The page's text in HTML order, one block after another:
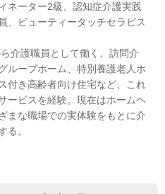
ネーター2級、認知症介護実践
、ビューティータッチセラピス
介護職員として働く。訪問介
ループホーム、特別養護老人ホ
付き高齢者向け住宅など、これ
ービスを経験。現在はホームヘ
まな職場での実体験をもとに介
る。